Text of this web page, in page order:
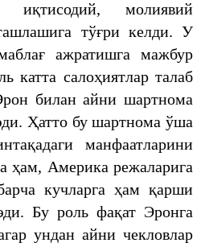
иқтисодий, молиявий
тўғри келди. У
ажратишга мажбур
катта салоҳиятлар талаб
билан айни шартнома
Ҳатто бу шартнома ўша
манфаатларини
ҳам, Америка режаларига
кучларга ҳам қарши
Бу роль фақат Эронга
ундан айни чекловлар